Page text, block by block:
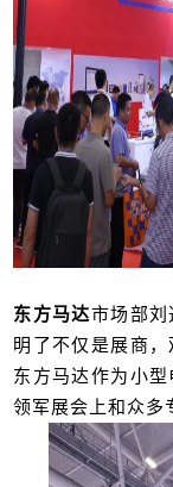
东方马达市场部刘
明了不仅是展商
东方马达作为小
领军展会上和众多